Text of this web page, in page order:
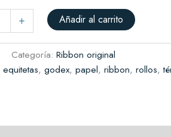
+ Añadir al carrito
Categoría: Ribbon original
equitetas, godex, papel, ribbon, rollos,